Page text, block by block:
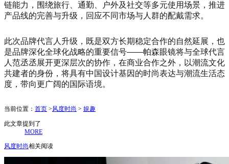
链能力，围绕旅行、通勤、户外及社交等多元使用场景，推进
产品线的完善与升级，回应不同市场与人群的配戴需求。
此次品牌代言人升级，既是双方长期稳定合作的自然延展，也
是品牌深化全球化战略的重要信号——帕森眼镜将与全球代言
人范丞丞展开更深层次的协作，在商业合作之外，以潮流文化
共建者的身份，将具有中国设计基因的时尚表达与潮流生活态
度，带向更广阔的国际语境。
当前位置： 首页 >风度时尚 > 娱趣
此文章提到了
MORE
风度时尚相关阅读